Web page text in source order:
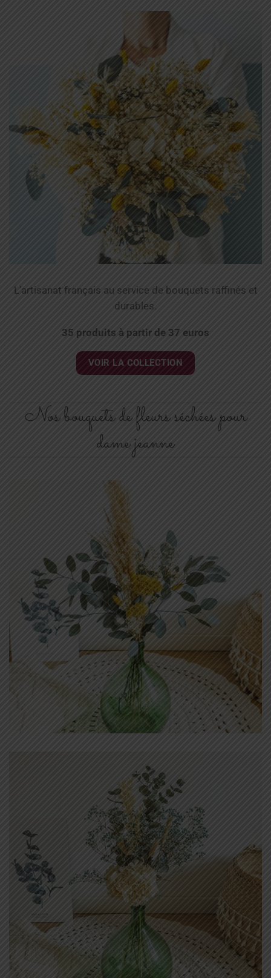
L’artisanat français au service de bouquets raffinés et
durables.
35 produits à partir de 37 euros
VOIR LA COLLECTION
Nos bouquets de fleurs séchées pour
dame jeanne